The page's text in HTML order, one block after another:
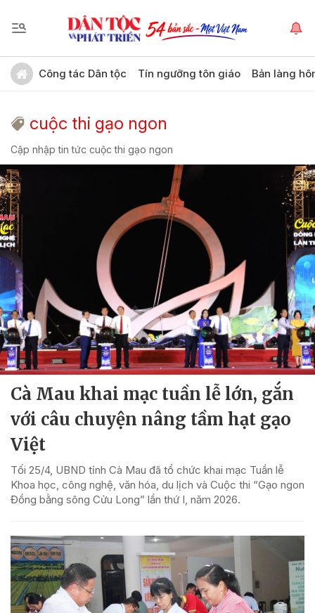
Công tác Dân tộc Tín ngưỡng tôn giáo Bản làng
cuộc thi gạo ngon
Cập nhập tin tức cuộc thi gạo ngon
Cà Mau khai mạc tuần lễ lớn, gắn
với câu chuyện nâng tầm hạt gạo
Việt
Tối 25/4, UBND tỉnh Cà Mau đã tổ chức khai mạc Tuần lễ
Khoa học, công nghệ, văn hóa, du lịch và Cuộc thi “Gạo ngon
Đồng bằng sông Cửu Long” lần thứ I, năm 2026.